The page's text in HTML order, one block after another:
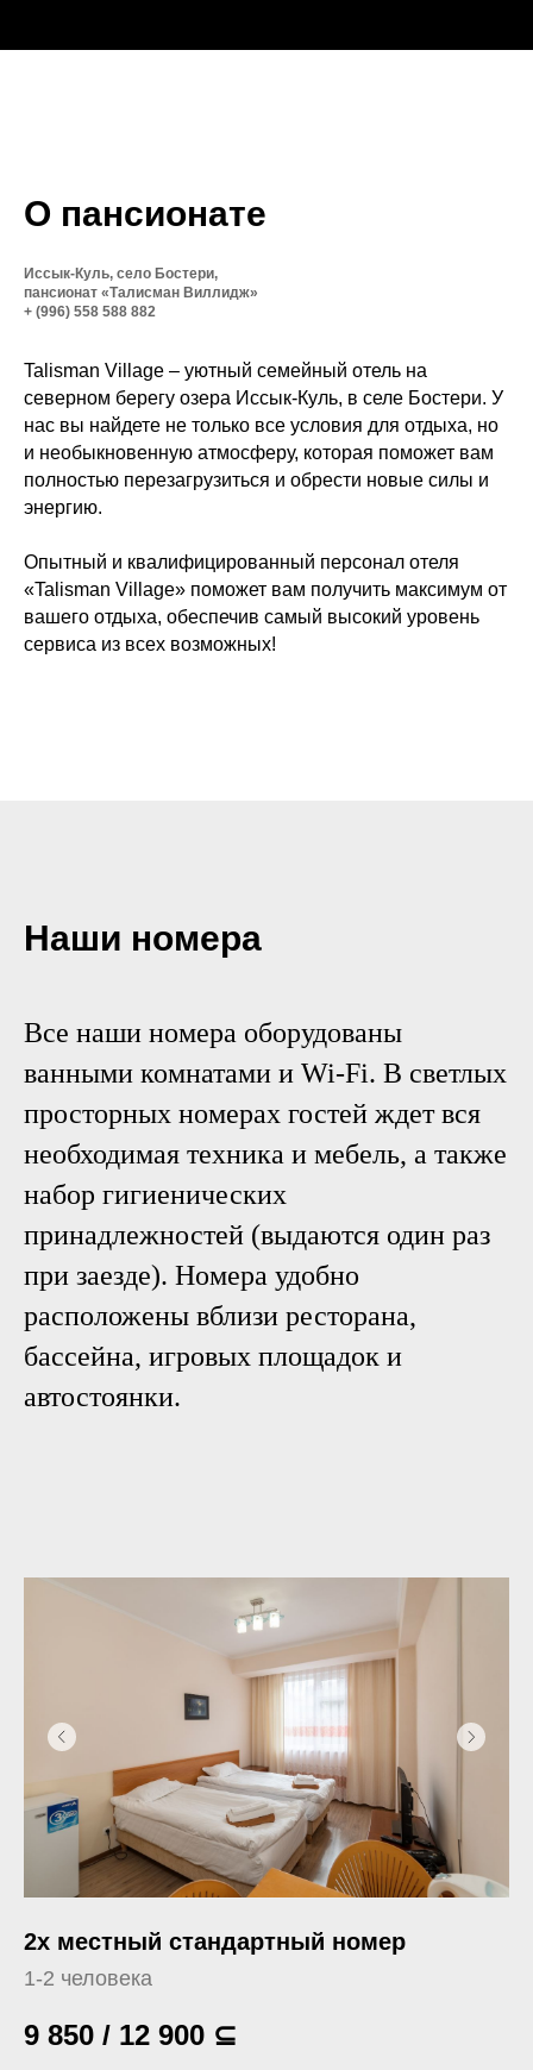
О пансионате
Иссык-Куль, село Бостери,
пансионат «Талисман Виллидж»
+ (996) 558 588 882
Talisman Village – уютный семейный отель на
северном берегу озера Иссык-Куль, в селе Бостери. У
нас вы найдете не только все условия для отдыха, но
и необыкновенную атмосферу, которая поможет вам
полностью перезагрузиться и обрести новые силы и
энергию.
Опытный и квалифицированный персонал отеля
«Talisman Village» поможет вам получить максимум от
вашего отдыха, обеспечив самый высокий уровень
сервиса из всех возможных!
Наши номера
Все наши номера оборудованы
ванными комнатами и Wi-Fi. В светлых
просторных номерах гостей ждет вся
необходимая техника и мебель, а также
набор гигиенических
принадлежностей (выдаются один раз
при заезде). Номера удобно
расположены вблизи ресторана,
бассейна, игровых площадок и
автостоянки.
2х местный стандартный номер
1-2 человека
9 850 / 12 900 ⊆